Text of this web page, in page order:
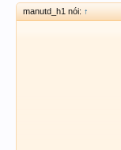
manutd_h1 nói: ↑